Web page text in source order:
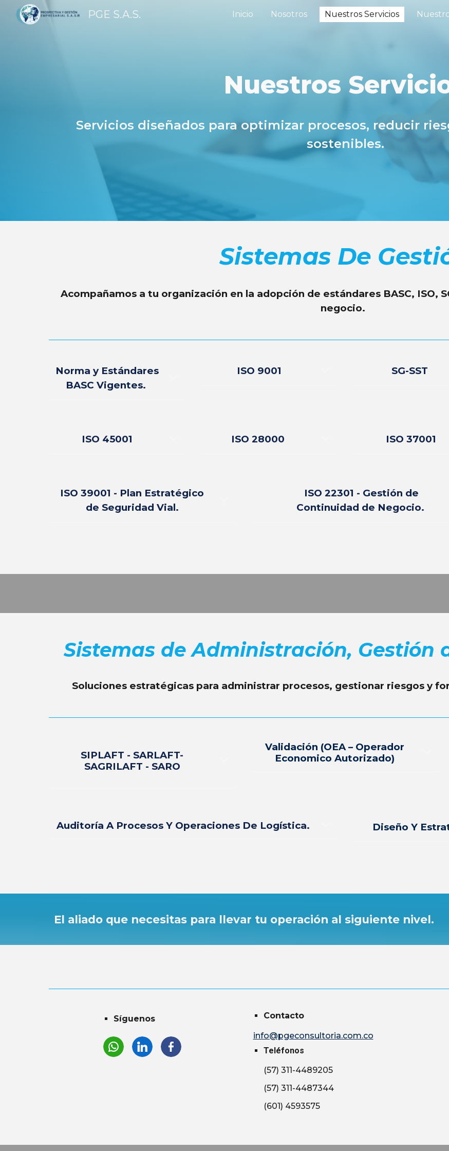
Skip to main content Skip to
PGE S.A.S. Inicio Nosotros Nuestros Servicios
Nuestros
Servicios diseñados para optimizar procesos, reducir
sostenibles.
Sistemas De
Acompañamos a tu organización en la adopción de estándares BASC, ISO,
negocio.
Norma y Estándares
BASC Vigentes.
ISO 9001 SG-SST
ISO 45001 ISO 28000 ISO 37001
ISO 39001 - Plan Estratégico
de Seguridad Vial.
ISO 22301 - Gestión de
Continuidad de Negocio.
Sistemas de Administración, Gestión
Soluciones estratégicas para administrar procesos, gestionar riesgos y
SIPLAFT - SARLAFT-
SAGRILAFT - SARO
Validación (OEA – Operador
Economico Autorizado)
Auditoría A Procesos Y Operaciones De Logística. Diseño Y
El aliado que necesitas para llevar tu operación al siguiente nivel.
Síguenos Contacto
info@pgeconsultoria.com.co
Teléfonos
(57) 311-4489205
(57) 311-4487344
(601) 4593575